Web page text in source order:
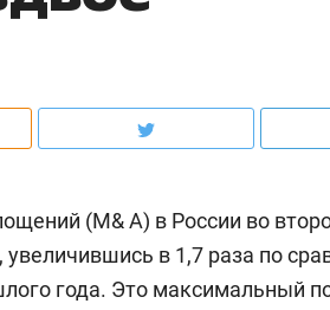
(M& A) в России во
увеличившись в 1,7 раза по
года. Это максимальный